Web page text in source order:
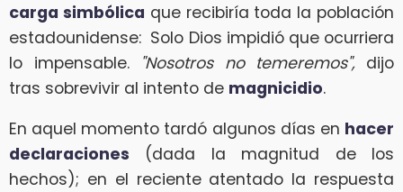
carga simbólica que recibiría toda la población
estadounidense: Solo Dios impidió que ocurriera
lo impensable.
"Nosotros no temeremos",dijo
tras sobrevivir al intento de magnicidio.
En aquel momento tardó algunos días en hacer
declaraciones (dada la magnitud de los
hechos); en el reciente atentado la respuesta